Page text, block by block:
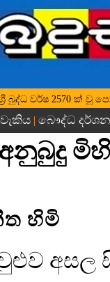
බුද්ධ වර්ෂ 2570 ක් වූ
| බෞද්ධ
හිමි